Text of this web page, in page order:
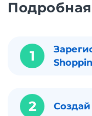
1
2 Создай